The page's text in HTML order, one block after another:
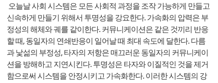
오늘날 사회 시스템은 모든 사회적 과정을 조작 가능하게 만들고
신속하게 만들기 위해서 투명성을 강요한다. 가속화의 압력은 부
정성의 해체와 궤를 같이한다. 커뮤니케이션은 같은 것끼리 반응
할 때, 동일자의 연쇄반응이 일어날 때 최대 속도에 달한다. 다름
과 낯섦의 부정성, 타자의 저항은 매끄러운 동일자의 커뮤니케이
션을 방해하고 지연시킨다. 투명성은 타자와 이질적인 것을 제거
함으로써 시스템을 안정시키고 가속화한다. 이러한 시스템의 강